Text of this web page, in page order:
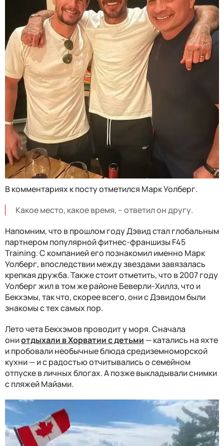
В комментариях к посту отметился Марк Уолберг.
Какое место, какое время, – ответил он другу.
Напомним, что в прошлом году Дэвид стал глобальным
партнером популярной фитнес-франшизы F45
Training. С компанией его познакомил именно Марк
Уолберг, впоследствии между звездами завязалась
крепкая дружба. Также стоит отметить, что в 2007 году
Уолберг жил в том же районе Беверли-Хиллз, что и
Бекхэмы, так что, скорее всего, они с Дэвидом были
знакомы с тех самых пор.
Лето чета Бекхэмов проводит у моря. Сначала
ониотдыхали в Хорватии с детьми — катались на яхте
и пробовали необычные блюда средиземноморской
кухни — и с радостью отчитывались о семейном
отпуске в личных блогах. А позже выкладывали снимки
с пляжей Майами.